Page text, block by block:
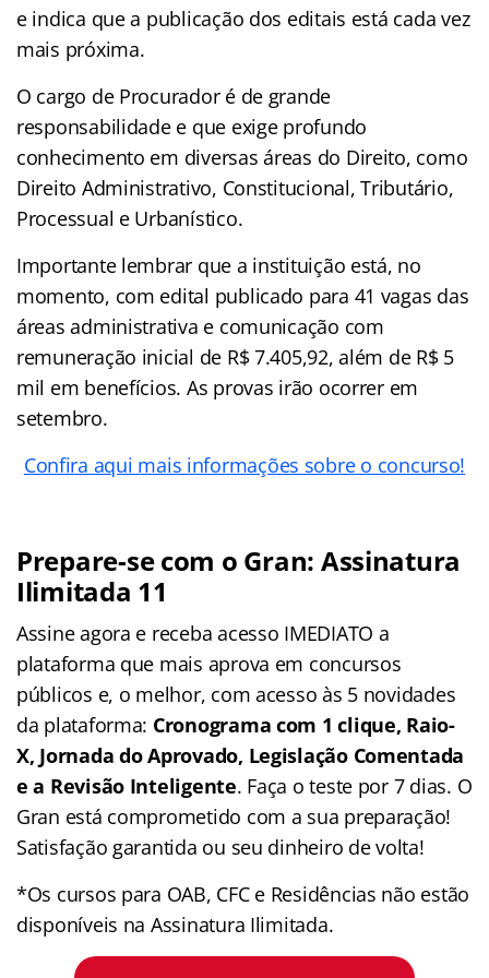
e indica que a publicação dos editais está cada vez
mais próxima.
O cargo de Procurador é de grande
responsabilidade e que exige profundo
conhecimento em diversas áreas do Direito, como
Direito Administrativo, Constitucional, Tributário,
Processual e Urbanístico.
Importante lembrar que a instituição está, no
momento, com edital publicado para 41 vagas das
áreas administrativa e comunicação com
remuneração inicial de R$ 7.405,92, além de R$ 5
mil em benefícios. As provas irão ocorrer em
setembro.
Confira aqui mais informações sobre o concurso!
Prepare-se com o Gran: Assinatura
Ilimitada 11
Assine agora e receba acesso IMEDIATO a
plataforma que mais aprova em concursos
públicos e, o melhor, com acesso às 5 novidades
da plataforma: Cronograma com 1 clique, Raio-
X, Jornada do Aprovado, Legislação Comentada
e a Revisão Inteligente. Faça o teste por 7 dias. O
Gran está comprometido com a sua preparação!
Satisfação garantida ou seu dinheiro de volta!
*Os cursos para OAB, CFC e Residências não estão
disponíveis na Assinatura Ilimitada.